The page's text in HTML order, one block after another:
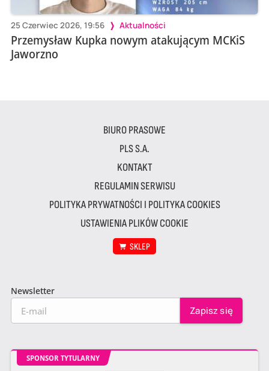
25 Czerwiec 2026, 19:56 Aktualności
Przemysław Kupka nowym atakującym MCKiS
Jaworzno
BIURO PRASOWE
PLS S.A.
KONTAKT
REGULAMIN SERWISU
POLITYKA PRYWATNOŚCI I POLITYKA COOKIES
USTAWIENIA PLIKÓW COOKIE
SKLEP
Newsletter
SPONSOR TYTULARNY